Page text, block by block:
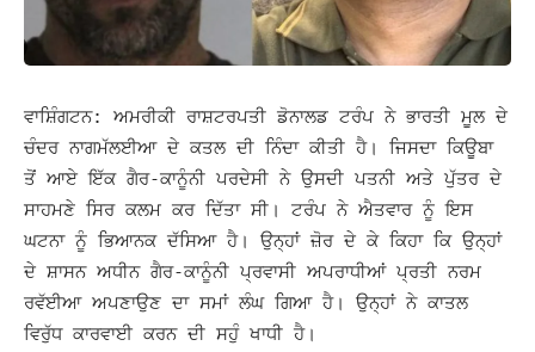
ਵਾਸ਼ਿੰਗਟਨ: ਅਮਰੀਕੀ ਰਾਸ਼ਟਰਪਤੀ ਡੋਨਾਲਡ ਟਰੰਪ ਨੇ ਭਾਰਤੀ ਮੂਲ ਦੇ
ਚੰਦਰ ਨਾਗਮੱਲਈਆ ਦੇ ਕਤਲ ਦੀ ਨਿੰਦਾ ਕੀਤੀ ਹੈ। ਜਿਸਦਾ ਕਿਊਬਾ
ਤੋਂ ਆਏ ਇੱਕ ਗੈਰ-ਕਾਨੂੰਨੀ ਪਰਦੇਸੀ ਨੇ ਉਸਦੀ ਪਤਨੀ ਅਤੇ ਪੁੱਤਰ ਦੇ
ਸਾਹਮਣੇ ਸਿਰ ਕਲਮ ਕਰ ਦਿੱਤਾ ਸੀ। ਟਰੰਪ ਨੇ ਐਤਵਾਰ ਨੂੰ ਇਸ
ਘਟਨਾ ਨੂੰ ਭਿਆਨਕ ਦੱਸਿਆ ਹੈ। ਉਨ੍ਹਾਂ ਜ਼ੋਰ ਦੇ ਕੇ ਕਿਹਾ ਕਿ ਉਨ੍ਹਾਂ
ਦੇ ਸ਼ਾਸਨ ਅਧੀਨ ਗੈਰ-ਕਾਨੂੰਨੀ ਪ੍ਰਵਾਸੀ ਅਪਰਾਧੀਆਂ ਪ੍ਰਤੀ ਨਰਮ
ਰਵੱਈਆ ਅਪਣਾਉਣ ਦਾ ਸਮਾਂ ਲੰਘ ਗਿਆ ਹੈ। ਉਨ੍ਹਾਂ ਨੇ ਕਾਤਲ
ਵਿਰੁੱਧ ਕਾਰਵਾਈ ਕਰਨ ਦੀ ਸਹੁੰ ਖਾਧੀ ਹੈ।